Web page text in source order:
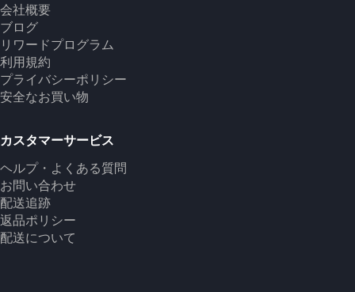
会社概要
ブログ
リワードプログラム
利用規約
プライバシーポリシー
安全なお買い物
カスタマーサービス
ヘルプ・よくある質問
お問い合わせ
配送追跡
返品ポリシー
配送について